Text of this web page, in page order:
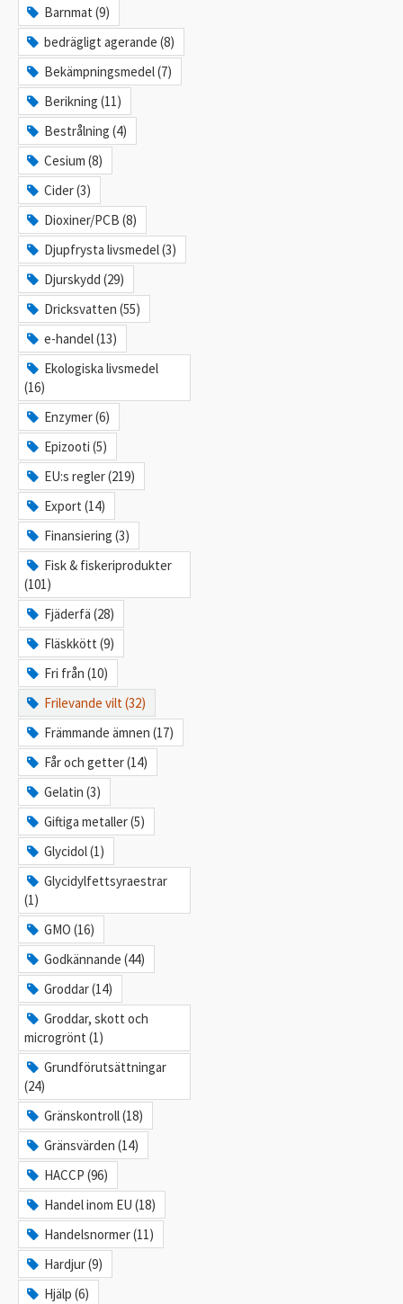
Barnmat (9)
bedrägligt agerande (8)
Bekämpningsmedel (7)
Berikning (11)
Bestrålning (4)
Cesium (8)
Cider (3)
Dioxiner/PCB (8)
Djupfrysta livsmedel (3)
Djurskydd (29)
Dricksvatten (55)
e-handel (13)
Ekologiska livsmedel
(16)
Enzymer (6)
Epizooti (5)
EU:s regler (219)
Export (14)
Finansiering (3)
Fisk & fiskeriprodukter
(101)
Fjäderfä (28)
Fläskkött (9)
Fri från (10)
Frilevande vilt (32)
Främmande ämnen (17)
Får och getter (14)
Gelatin (3)
Giftiga metaller (5)
Glycidol (1)
Glycidylfettsyraestrar
(1)
GMO (16)
Godkännande (44)
Groddar (14)
Groddar, skott och
microgrönt (1)
Grundförutsättningar
(24)
Gränskontroll (18)
Gränsvärden (14)
HACCP (96)
Handel inom EU (18)
Handelsnormer (11)
Hardjur (9)
Hjälp (6)